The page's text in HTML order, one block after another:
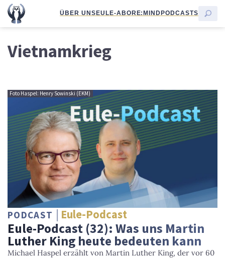
ÜBER UNSEULE-ABORE:MINDPODCASTS
Vietnamkrieg
Foto Haspel: Henry Sowinski (EKM)
PODCAST Eule-Podcast
Eule-Podcast (32): Was uns Martin
Luther King heute bedeuten kann
Michael Haspel erzählt von Martin Luther King, der vor 60